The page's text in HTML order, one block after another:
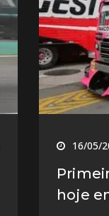
16/05/
hoje